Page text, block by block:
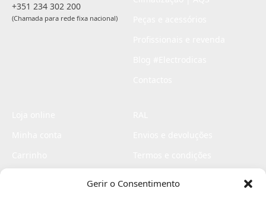
Gerir o Consentimento
+351 234 302 200
(Chamada para rede fixa nacional)